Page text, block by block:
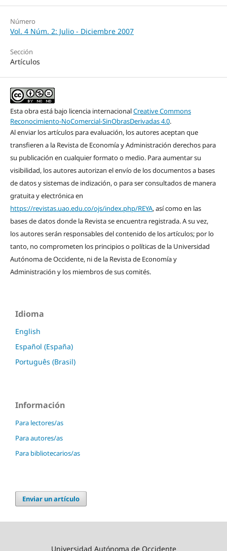
Número
Vol. 4 Núm. 2: Julio - Diciembre 2007
Sección
Artículos
Esta obra está bajo licencia internacionalCreative Commons
Reconocimiento-NoComercial-SinObrasDerivadas 4.0.
Al enviar los artículos para evaluación, los autores aceptan que
transfieren a la Revista de Economía y Administración derechos para
su publicación en cualquier formato o medio. Para aumentar su
visibilidad, los autores autorizan el envío de los documentos a bases
de datos y sistemas de indización, o para ser consultados de manera
gratuita y electrónica en
https://revistas.uao.edu.co/ojs/index.php/REYA, así como en las
bases de datos donde la Revista se encuentra registrada. A su vez,
los autores serán responsables del contenido de los artículos; por lo
tanto, no comprometen los principios o políticas de la Universidad
Autónoma de Occidente, ni de la Revista de Economía y
Administración y los miembros de sus comités.
Idioma
English
Español (España)
Português (Brasil)
Información
Para lectores/as
Para autores/as
Para bibliotecarios/as
Enviar un artículo
Universidad Autónoma de Occidente